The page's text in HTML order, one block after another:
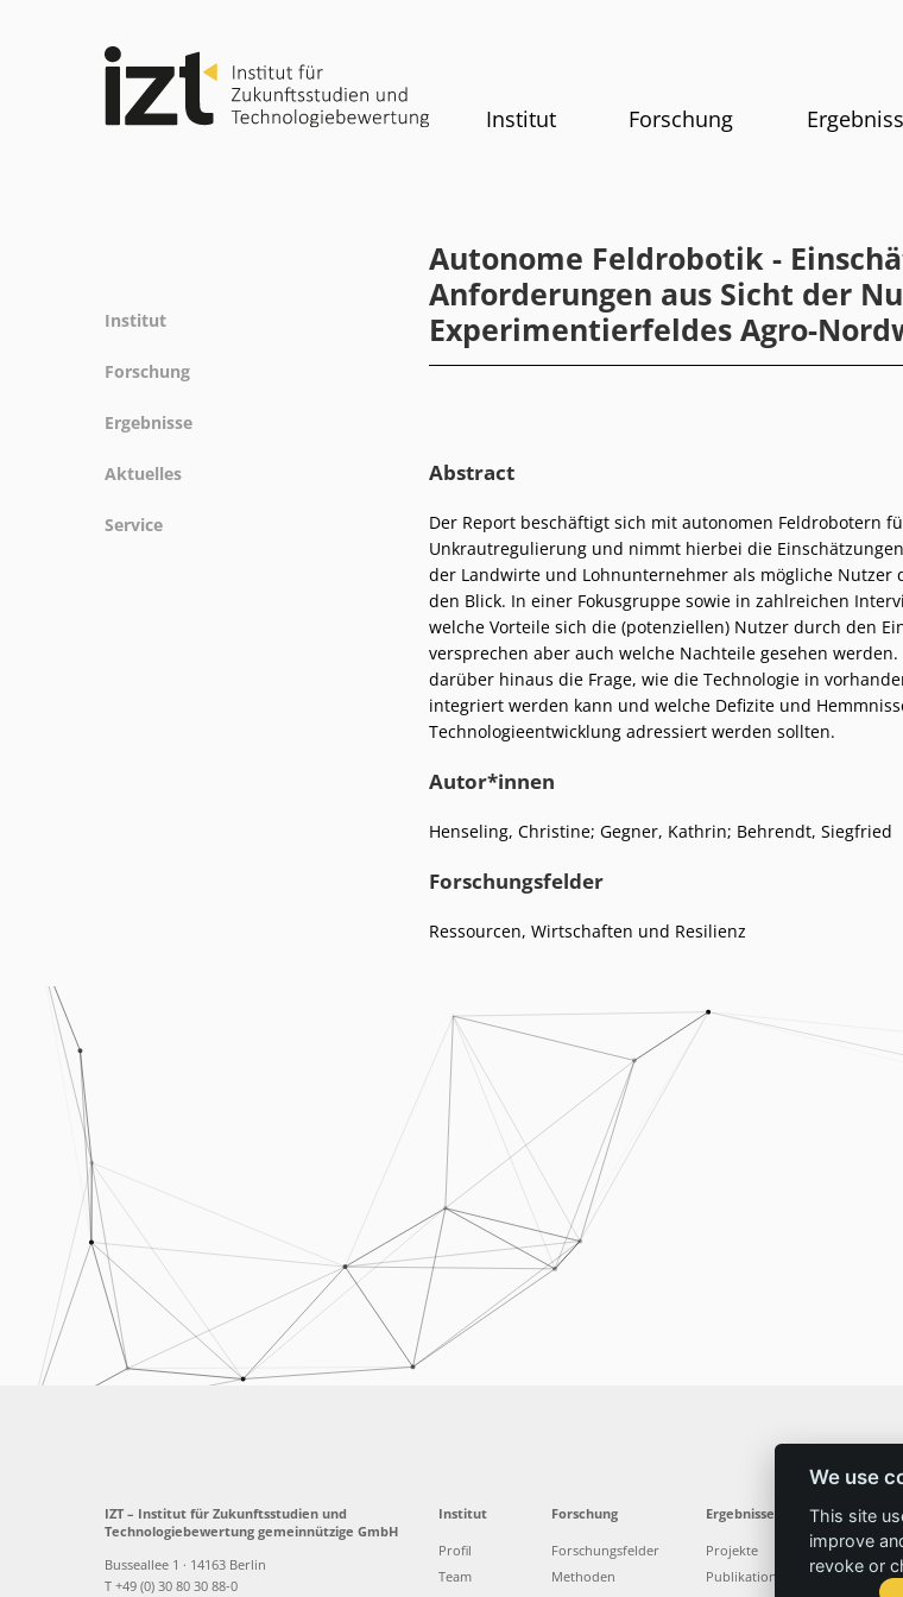
Institut Forschung
Institut
Gremien
Geschichte
Forschung
Referenz
Ergebnisse
Aktuelles
Service
Autonome Feldrobotik -
Anforderungen aus Sicht der
Experimentierfeldes Agro-
Abstract
Der Report beschäftigt sich mit autonomen Feldrobotern
Unkrautregulierung und nimmt hierbei die
der Landwirte und Lohnunternehmer als mögliche Nutzer
den Blick. In einer Fokusgruppe sowie in zahlreichen
welche Vorteile sich die (potenziellen) Nutzer durch den
versprechen aber auch welche Nachteile gesehen
darüber hinaus die Frage, wie die Technologie in
integriert werden kann und welche Defizite und
Technologieentwicklung adressiert werden sollten.
Autor*innen
Henseling, Christine; Gegner, Kathrin; Behrendt, Siegfried
Forschungsfelder
Ressourcen, Wirtschaften und Resilienz
We use
This site
improve
revoke or
IZT – Institut für Zukunftsstudien und
Technologiebewertung gemeinnützige GmbH
Busseallee 1 · 14163 Berlin
T +49 (0) 30 80 30 88-0
Institut
Profil
Team
Forschung
Forschungsfelder
Methoden
Ergebnisse
Projekte
Publikationen
Aktuelles
News
Presse